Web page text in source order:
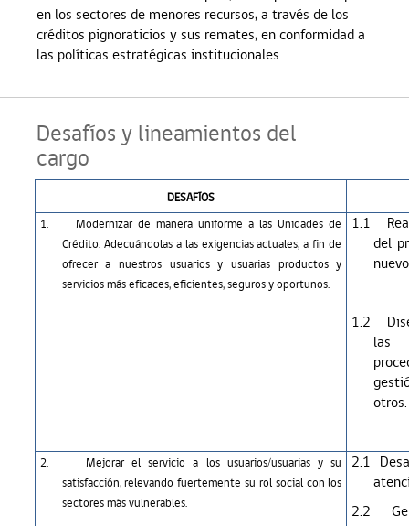
en los sectores de menores recursos, a través de los
créditos pignoraticios y sus remates, en conformidad a
las políticas estratégicas institucionales.
Desafíos y lineamientos del
cargo
DESAFÍOS
1.
Modernizar de manera uniforme a las Unidades de
Crédito. Adecuándolas a las exigencias actuales, a fin de
ofrecer a nuestros usuarios y usuarias productos y
servicios más eficaces, eficientes, seguros y oportunos.
1.1
del
1.2
las
otros.
2.
Mejorar el servicio a los usuarios/usuarias y su
satisfacción, relevando fuertemente su rol social con los
sectores más vulnerables.
2.1
2.2